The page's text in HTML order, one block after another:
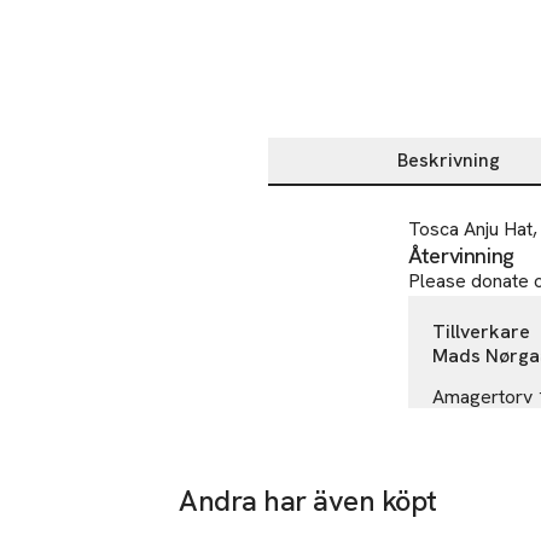
Beskrivning
Beskrivning
Tosca Anju
Återvinning
Please donate
Tillverkare
Mads
Amagertorv
Andra har även köpt